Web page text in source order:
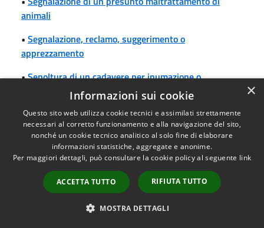
animali
• Segnalazione, reclamo, suggerimento o
apprezzamento
•Sepoltura di un cadavere per inumazione o
tumulazione
•Soppressione della numerazione civica
Striscioni e stendardi: nuova installazione di
striscioni e stendardi
Trascrizione di atti di stato civile formati all'estero
×
Informazioni sui cookie
Questo sito web utilizza cookie tecnici e assimilati strettamente
necessari al corretto funzionamento e alla navigazione del sito,
nonché un cookie tecnico analitico al solo fine di elaborare
informazioni statistiche, aggregate e anonime.
Per maggiori dettagli, può consultare la cookie policy al seguente link
ACCETTA TUTTO RIFIUTA TUTTO
MOSTRA DETTAGLI